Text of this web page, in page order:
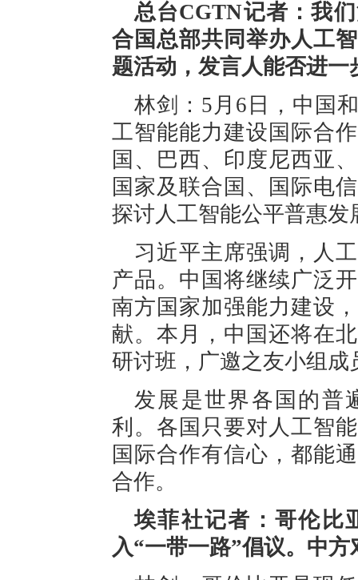
总台CGTN记者：我
合国总部共同举办人工
题活动，发言人能否进一
林剑：5月6日，中国
工智能能力建设国际合
国、巴西、印度尼西亚
国家及联合国、国际电
探讨人工智能公平普惠发
习近平主席强调，人
产品。中国将继续广泛
南方国家加强能力建设
献。本月，中国还将在
研讨班，广邀之友小组成
发展是世界各国的普
利。各国只要对人工智
国际合作有信心，都能
合作。
埃菲社记者：哥伦比
入“一带一路”倡议。中